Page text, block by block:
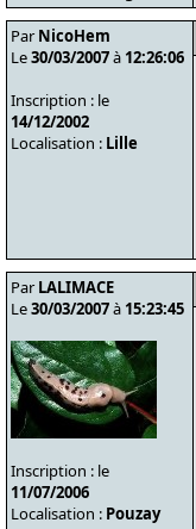
Par NicoHem
Le30/03/2007à 12:26:06
Inscription : le
14/12/2002
Localisation : Lille
Par LALIMACE
Le30/03/2007à 15:23:45
Inscription : le
11/07/2006
Localisation : Pouzay